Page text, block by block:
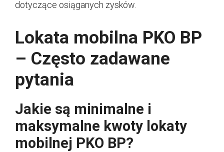
dotyczące osiąganych zysków.
Lokata mobilna PKO BP
– Często zadawane
pytania
Jakie są minimalne i
maksymalne kwoty lokaty
mobilnej PKO BP?